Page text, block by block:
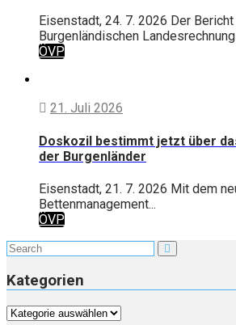
Eisenstadt, 24. 7. 2026 Der
Burgenländischen
ÖVP
21. Juli 2026
Doskozil bestimmt jetzt über
der Burgenländer
Eisenstadt, 21. 7. 2026 Mit dem
Bettenmanagement...
ÖVP
Kategorien
Kategorien